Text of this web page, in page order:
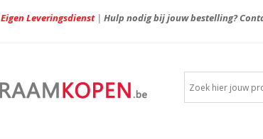
Eigen Leveringsdienst| Hulp nodig bij jouw bestelling?